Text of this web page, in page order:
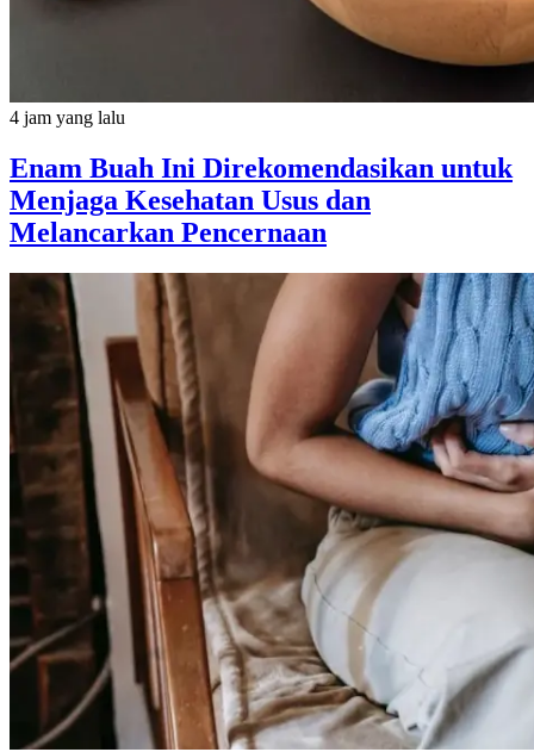
4 jam yang lalu
Enam Buah Ini Direkomendasikan untuk
Menjaga Kesehatan Usus dan
Melancarkan Pencernaan